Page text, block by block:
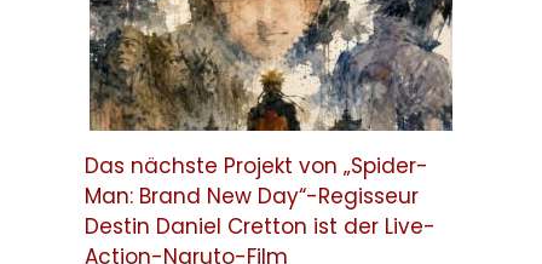
Das nächste Projekt von „Spider-
Man: Brand New Day“-Regisseur
Destin Daniel Cretton ist der Live-
Action-Naruto-Film